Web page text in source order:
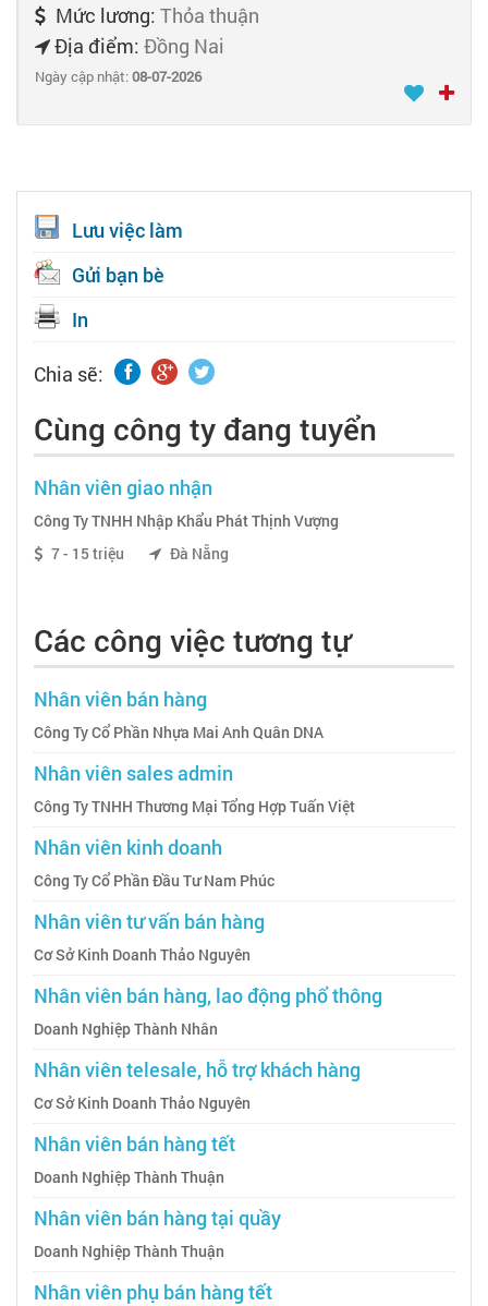
Mức lương: Thỏa thuận
Địa điểm: Đồng Nai
Ngày cập nhật:08-07-2026
Lưu việc làm
Gửi bạn bè
In
Chia sẽ:
Cùng công ty đang tuyển
Nhân viên giao nhận
Công Ty TNHH Nhập Khẩu Phát Thịnh Vượng
7 - 15 triệu
Đà Nẵng
Các công việc tương tự
Nhân viên bán hàng
Công Ty Cổ Phần Nhựa Mai Anh Quân DNA
Nhân viên sales admin
Công Ty TNHH Thương Mại Tổng Hợp Tuấn Việt
Nhân viên kinh doanh
Công Ty Cổ Phần Đầu Tư Nam Phúc
Nhân viên tư vấn bán hàng
Cơ Sở Kinh Doanh Thảo Nguyên
Nhân viên bán hàng, lao động phổ thông
Doanh Nghiệp Thành Nhân
Nhân viên telesale, hỗ trợ khách hàng
Cơ Sở Kinh Doanh Thảo Nguyên
Nhân viên bán hàng tết
Doanh Nghiệp Thành Thuận
Nhân viên bán hàng tại quầy
Doanh Nghiệp Thành Thuận
Nhân viên phụ bán hàng tết